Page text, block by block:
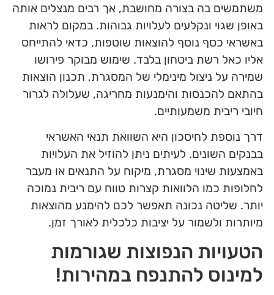
משתמשים בה בצורה מחושבת, אך רבים מנצלים אותה
באופן שגוי ונקלעים לעלויות גבוהות. במקום לראות
באשראי כסף נוסף להוצאות שוטפות, כדאי להתייחס
אליו כאל רשת ביטחון בלבד. שימוש מבוקר פירושו
שמירה על ניצול מינימלי של המסגרת, תכנון הוצאות
בהתאם להכנסות והימנעות מחריגה, שעלולה לגרור
חיובי ריבית משמעותיים.
דרך נוספת לחיסכון היא השוואת תנאי האשראי
בבנקים השונים. לעיתים ניתן להוזיל את העלויות
באמצעות שינוי מסגרת, מיקוח על התנאים או מעבר
לחלופות כמו הלוואות קצרות טווח עם ריבית נמוכה
יותר. שליטה נכונה תאפשר לכם להימנע מהוצאות
מיותרות ולשמור על יציבות כלכלית לאורך זמן.
הטעויות הנפוצות שגורמות
למינוס להתנפח במהירות!